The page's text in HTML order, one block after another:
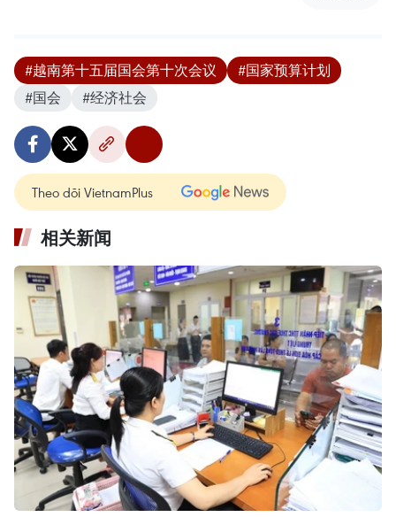
#越南第十五届国会第十次会议
#国家预算计划
#国会
#经济社会
Theo dõi VietnamPlus
相关新闻